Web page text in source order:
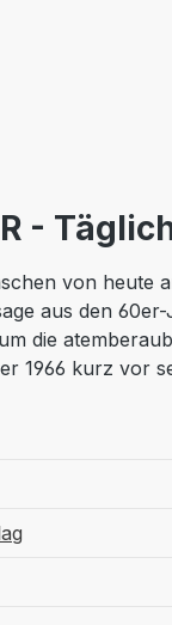
-
von
aus den
die
1966 kurz vor